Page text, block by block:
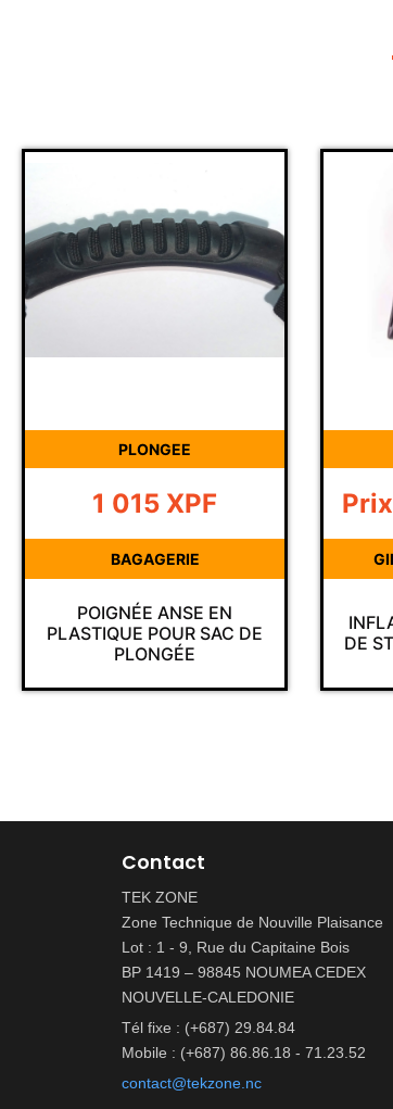
ANSE EN
POUR SAC DE
XPF
INFLATEUR
DE
Prix sur
GILET
Contact
TEK ZONE
Zone Technique de Nouville Plaisance
Lot : 1 - 9, Rue du Capitaine Bois
BP 1419 – 98845 NOUMEA CEDEX
NOUVELLE-CALEDONIE
Tél fixe : (+687) 29.84.84
Mobile : (+687) 86.86.18 - 71.23.52
contact@tekzone.nc